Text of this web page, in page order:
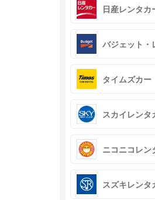
日産レンタカ
バジェット・
タイムズカー
スカイレンタ
ニコニコレン
スズキレンタ